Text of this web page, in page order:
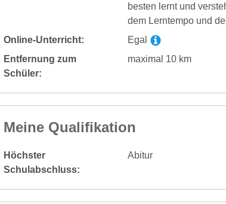
besten lernt und
dem Lerntempo und
Online-Unterricht:
Egal
Entfernung zum
Schüler:
maximal 10 km
Meine Qualifikation
Höchster
Schulabschluss:
Abitur